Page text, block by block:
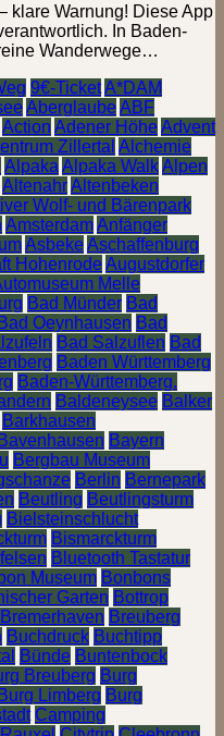
klare Warnung! Diese App
In Baden-
Wanderwege…
9€-TicketA*DAM
AberglaubeABF
Action Adener HöheAdvent
Zillertal Alchemie
Alpaka Alpaka WalkAlpen
AltenahrAltenbeken
Wolf- und Bärenpark
AmsterdamAnfänger
AsbekeAschaffenburg
HohenrodeAugustdorfer
Melle
Bad Münder Bad
Bad Oeynhausen Bad
Bad Salzuflen Bad
Baden Württemberg
Baden-Württemberg.
Baldeneysee Balker
Barkhausen
Bavenhausen Bayern
Bergbau Museum
Berlin Bernepark
Beutling Beutlingsturm
Bielsteinschlucht
Bismarckturm
Bluetooth Tastatur
Museum Bonbons
Garten Bottrop
Bremerhaven Breuberg
Buchdruck Buchtipp
Bünde Buntenbock
Breuberg Burg
Burg Limberg Burg
Camping